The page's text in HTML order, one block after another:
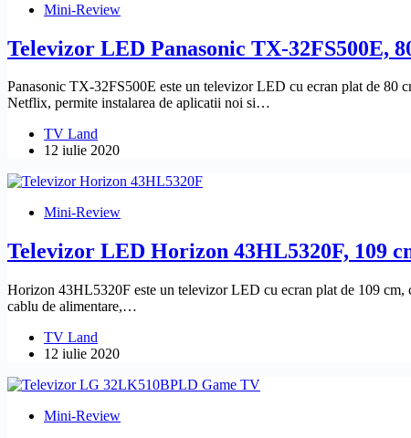
Mini-Review
Televizor LED Panasonic TX-32FS500E,
Panasonic TX-32FS500E este un televizor LED cu ecran plat de 80
Netflix, permite instalarea de aplicatii noi si…
TV Land
12 iulie 2020
Mini-Review
Televizor LED Horizon 43HL5320F, 109
Horizon 43HL5320F este un televizor LED cu ecran plat de 109
cablu de alimentare,…
TV Land
12 iulie 2020
Mini-Review